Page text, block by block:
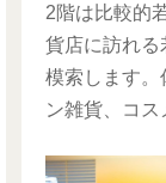
2階は比較的
貨店に訪れる
模索します。
ン雑貨、コス